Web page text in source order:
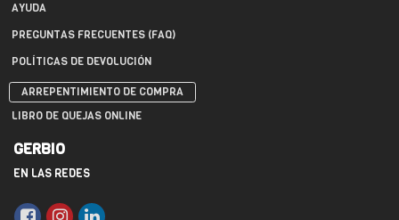
AYUDA
PREGUNTAS FRECUENTES (FAQ)
POLÍTICAS DE DEVOLUCIÓN
ARREPENTIMIENTO DE COMPRA
LIBRO DE QUEJAS ONLINE
GERBIO
EN LAS REDES